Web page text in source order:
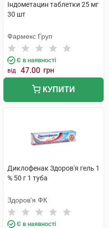
Індометацин таблетки 25 мг
30 шт
Фармекс Груп
Є в наявності
від 47.00 грн
КУПИТИ
Диклофенак Здоров'я гель 1
% 50 г 1 туба
Здоров'я ФК
Є в наявності